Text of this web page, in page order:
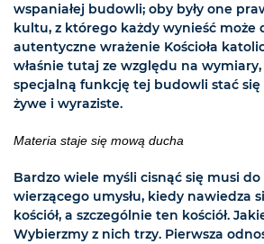
wspaniałej budowli; oby były one
kultu, z którego każdy wynieść może
autentyczne wrażenie Kościoła
właśnie tutaj ze względu na wymiary,
specjalną funkcję tej budowli stać się
żywe i wyraziste.
Materia staje się mową ducha
Bardzo wiele myśli cisnąć się musi
wierzącego umysłu, kiedy nawiedza
kościół, a szczególnie ten kościół.
Wybierzmy z nich trzy. Pierwsza